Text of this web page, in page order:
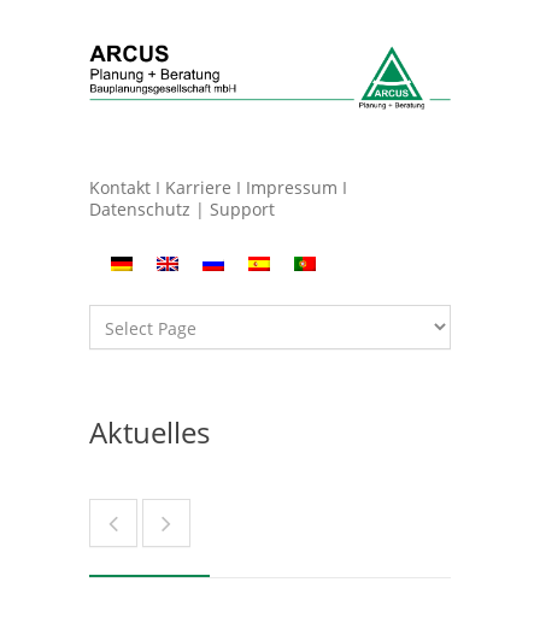
Kontakt I Karriere I Impressum I
Datenschutz | Support
Aktuelles